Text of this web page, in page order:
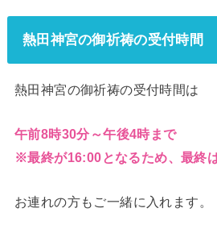
熱田神宮の御祈祷の受付時間
熱田神宮の御祈祷の受付時間は
午前8時30分～午後4時まで
※最終が16:00となるため、最終
お連れの方もご一緒に入れます。